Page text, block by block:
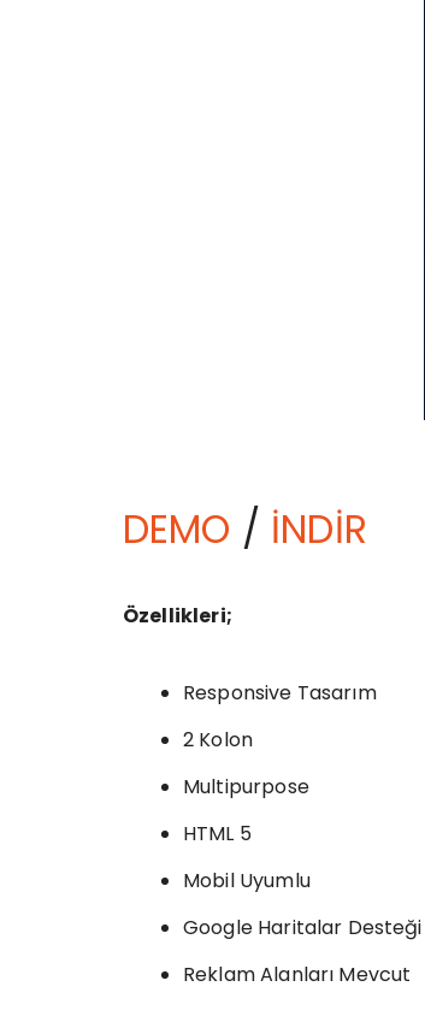
DEMO / İNDİR
Özellikleri;
Responsive Tasarım
2 Kolon
Multipurpose
HTML 5
Mobil Uyumlu
Google Haritalar Desteği
Reklam Alanları Mevcut